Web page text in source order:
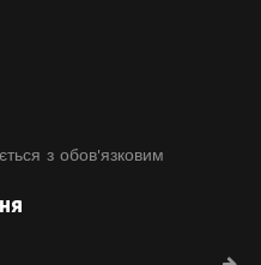
з обов'язковим